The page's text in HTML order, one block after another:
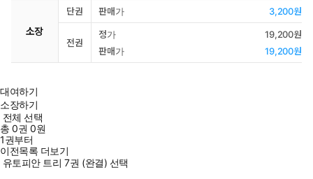
소장
단권 판매가 3,200원
전권
정가
19,200원
판매가
19,200원
대여하기
소장하기
전체 선택
총0권 0원
1권부터
이전목록 더보기
유토피안 트리 7권 (완결) 선택